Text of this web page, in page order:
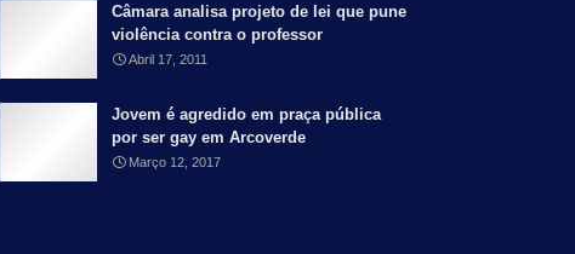
Câmara analisa projeto de lei que pune
violência contra o professor
Abril 17, 2011
Jovem é agredido em praça pública
por ser gay em Arcoverde
Março 12, 2017